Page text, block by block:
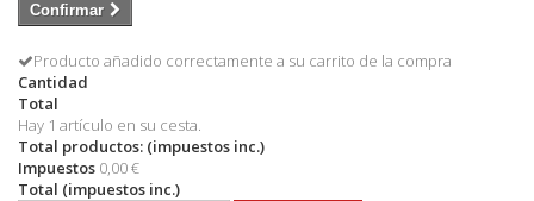
Confirmar
Producto añadido correctamente a su carrito de la compra
Cantidad
Total
Hay 1 artículo en su cesta.
Total productos: (impuestos inc.)
Impuestos 0,00 €
Total (impuestos inc.)